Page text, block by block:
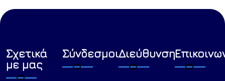
Σχετικά
με μας
ΣύνδεσμοιΔιεύθυνση